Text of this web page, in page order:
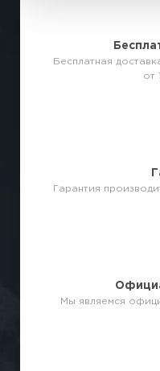
Бесплатная
от
Гарантия
Мы являемся